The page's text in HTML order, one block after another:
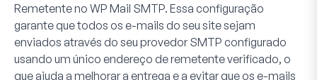
Remetenteno WP Mail SMTP. Essa configuração
garante que todos os e-mails do seu site sejam
enviados através do seu provedor SMTP configurado
usando um único endereço de remetente verificado, o
que ajuda a melhorar a entrega e a evitar que os e-mails